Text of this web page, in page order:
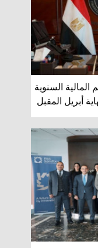
المالية السنوية
أبريل المقبل